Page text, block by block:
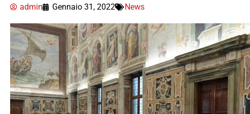
admin Gennaio 31, 2022 News